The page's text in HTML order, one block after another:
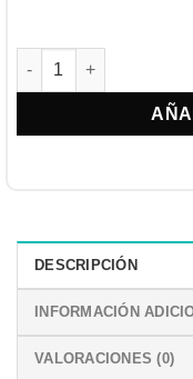
KONG CONNECTS™
DESCRIPCIÓN
INFORMACIÓN
VALORACIONES (0)